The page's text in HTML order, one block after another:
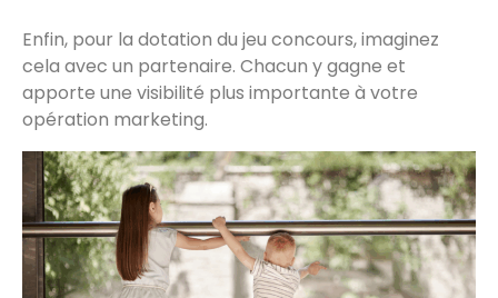
Enfin, pour la dotation du jeu concours, imaginez
cela avec un partenaire. Chacun y gagne et
apporte une visibilité plus importante à votre
opération marketing.